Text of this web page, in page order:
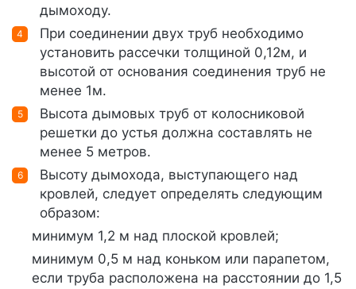
дымоходу.
При соединении двух труб необходимо
установить рассечки толщиной 0,12м, и
высотой от основания соединения труб не
менее 1м.
Высота дымовых труб от колосниковой
решетки до устья должна составлять не
менее 5 метров.
Высоту дымохода, выступающего над
кровлей, следует определять следующим
образом:
минимум 1,2 м над плоской кровлей;
минимум 0,5 м над коньком или парапетом,
если труба расположена на расстоянии до 1,5